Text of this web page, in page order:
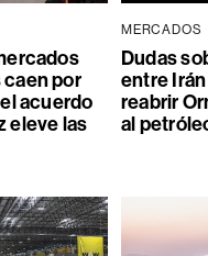
por
acuerdo
eleve las
MERCADOS
Dudas
entre
reabrir
al